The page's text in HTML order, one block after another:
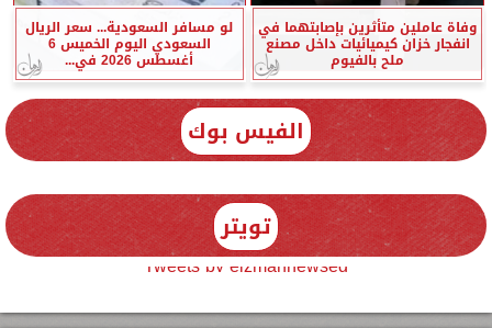
وفاة عاملين متأثرين بإصابتهما في
انفجار خزان كيميائيات داخل مصنع
ملح بالفيوم
لو مسافر السعودية... سعر الريال
السعودي اليوم الخميس 6
أغسطس 2026 في...
الفيس بوك
تويتر
Tweets by elzmannewseg